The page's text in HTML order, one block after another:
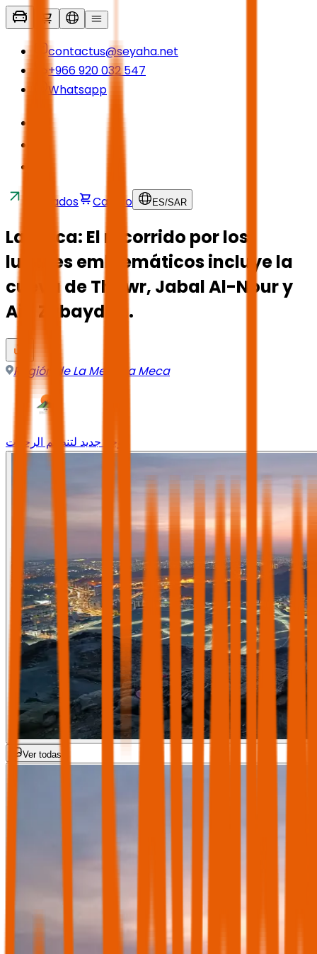
contactus@seyaha.net
+966 920 032 547
Whatsapp
Traslados Carrito ES/SAR
La Meca: El recorrido por los
lugares emblemáticos incluye la
cueva de Thawr, Jabal Al-Nour y
Ain Zubaydah.
Región de La Meca La Meca
وجه جديد لتنظيم الرحلات
Ver todas